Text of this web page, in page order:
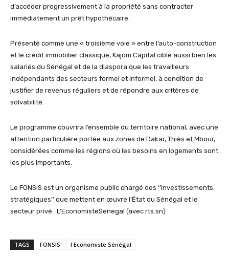
d’accéder progressivement à la propriété sans contracter
immédiatement un prêt hypothécaire.
Présenté comme une « troisième voie » entre l’auto-construction
et le crédit immobilier classique, Kajom Capital cible aussi bien les
salariés du Sénégal et de la diaspora que les travailleurs
indépendants des secteurs formel et informel, à condition de
justifier de revenus réguliers et de répondre aux critères de
solvabilité.
Le programme couvrira l’ensemble du territoire national, avec une
attention particulière portée aux zones de Dakar, Thiès et Mbour,
considérées comme les régions où les besoins en logements sont
les plus importants.
Le FONSIS est un organisme public chargé des ‘’investissements
stratégiques’’ que mettent en œuvre l’État du Sénégal et le
secteur privé. L’EconomisteSenegal (avec rts.sn)
TAGS FONSIS l Economiste Sénégal